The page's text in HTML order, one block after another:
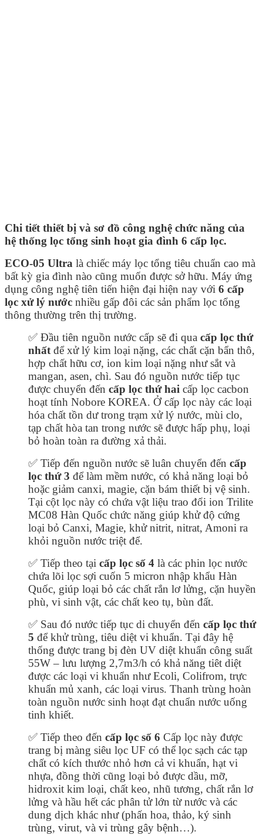
Chi tiết thiết bị và sơ đồ công nghệ chức năng của
hệ thống lọc tổng sinh hoạt gia đình 6 cấp lọc.
ECO-05 Ultra là chiếc máy lọc tổng tiêu chuẩn cao mà
bất kỳ gia đình nào cũng muốn được sở hữu. Máy ứng
dụng công nghệ tiên tiến hiện đại hiện nay với 6 cấp
lọc xử lý nước nhiều gấp đôi các sản phẩm lọc tổng
thông thường trên thị trường.
✅ Đầu tiên nguồn nước cấp sẽ đi qua cấp lọc thứ
nhấtđể xử lý kim loại nặng, các chất cặn bẩn thô,
hợp chất hữu cơ, ion kim loại nặng như sắt và
mangan, asen, chì. Sau đó nguồn nước tiếp tục
được chuyển đến cấp lọc thứ hai cấp lọc cacbon
hoạt tính Nobore KOREA. Ở cấp lọc này các loại
hóa chất tồn dư trong trạm xử lý nước, mùi clo,
tạp chất hòa tan trong nước sẽ được hấp phụ, loại
bỏ hoàn toàn ra đường xả thải.
✅ Tiếp đến nguồn nước sẽ luân chuyển đến cấp
lọc thứ 3 để làm mềm nước, có khả năng loại bỏ
hoặc giảm canxi, magie, cặn bám thiết bị vệ sinh.
Tại cột lọc này có chứa vật liệu trao đổi ion Trilite
MC08 Hàn Quốc chức năng giúp khử độ cứng
loại bỏ Canxi, Magie, khử nitrit, nitrat, Amoni ra
khỏi nguồn nước triệt để.
✅ Tiếp theo tại cấp lọc số 4 là các phin lọc nước
chứa lõi lọc sợi cuốn 5 micron nhập khẩu Hàn
Quốc, giúp loại bỏ các chất rắn lơ lửng, cặn huyền
phù, vi sinh vật, các chất keo tụ, bùn đất.
✅ Sau đó nước tiếp tục di chuyển đến cấp lọc thứ
5 để khử trùng, tiêu diệt vi khuẩn. Tại đây hệ
thống được trang bị đèn UV diệt khuẩn công suất
55W – lưu lượng 2,7m3/h có khả năng tiêt diệt
được các loại vi khuẩn như Ecoli, Colifrom, trực
khuẩn mủ xanh, các loại virus. Thanh trùng hoàn
toàn nguồn nước sinh hoạt đạt chuẩn nước uống
tinh khiết.
✅ Tiếp theo đến cấp lọc số 6 Cấp lọc này được
trang bị màng siêu lọc UF có thể lọc sạch các tạp
chất có kích thước nhỏ hơn cả vi khuẩn, hạt vi
nhựa, đồng thời cũng loại bỏ được dầu, mỡ,
hidroxit kim loại, chất keo, nhũ tương, chất rắn lơ
lửng và hầu hết các phân tử lớn từ nước và các
dung dịch khác như (phấn hoa, thảo, ký sinh
trùng, virut, và vi trùng gây bệnh…).